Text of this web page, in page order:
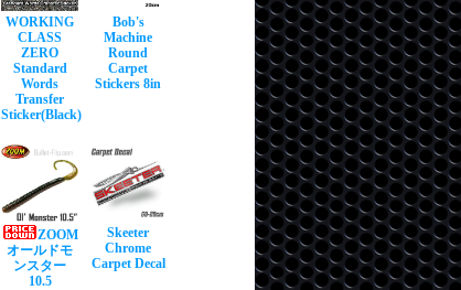
WORKING
CLASS
ZERO
Standard
Words
Transfer
Sticker(Black)
Bob's
Machine
Round
Carpet
Stickers 8in
ZOOM
オールドモ
ンスター
10.5
Skeeter
Chrome
Carpet Decal